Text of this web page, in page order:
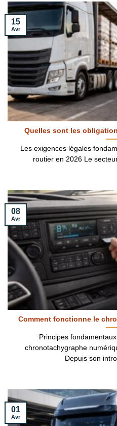
Quelles sont les
Les exigences légales
routier en 2026 Le
15
Avr
Comment fonctionne le
Principes
chronotachygraphe
Depuis son
08
Avr
01
Avr